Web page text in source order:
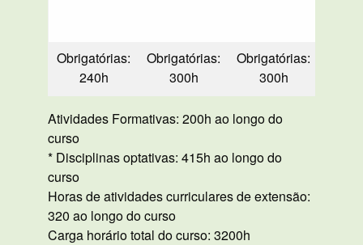
Obrigatórias:
240h
Obrigatórias:
300h
Obrigatórias:
300h
Atividades Formativas: 200h ao longo do
curso
* Disciplinas optativas: 415h ao longo do
curso
Horas de atividades curriculares de extensão:
320 ao longo do curso
Carga horário total do curso: 3200h